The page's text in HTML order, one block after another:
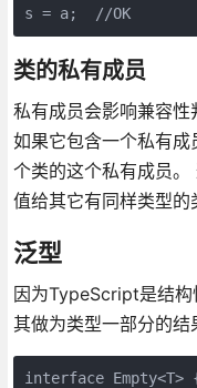
s = a;  //OK
类的私有成员
私有成员会影响兼容性
如果它包含一个私有
个类的这个私有成员
值给其它有同样类型的
泛型
因为TypeScript是结构
其做为类型一部分的结
interface Empty<T>